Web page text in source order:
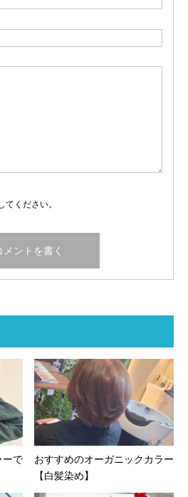
ください。
ーで
おすすめのオーガニックカラー
【白髪染め】